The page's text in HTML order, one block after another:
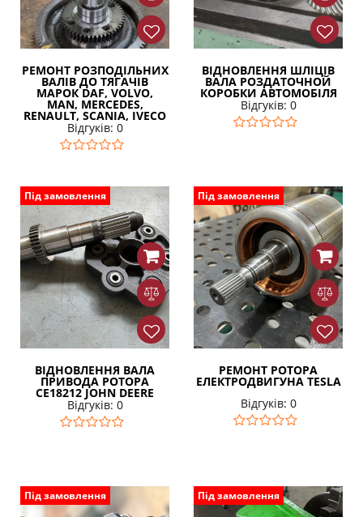
РЕМОНТ РОЗПОДІЛЬНИХ
ВАЛІВ ДО ТЯГАЧІВ
МАРОК DAF, VOLVO,
MAN, MERCEDES,
RENAULT, SCANIA, IVECO
Відгуків: 0
ВІДНОВЛЕННЯ ШЛІЦІВ
ВАЛА РОЗДАТОЧНОЙ
КОРОБКИ АВТОМОБІЛЯ
Відгуків: 0
Під замовлення
ВІДНОВЛЕННЯ ВАЛА
ПРИВОДА РОТОРА
CE18212 JOHN DEERE
Відгуків: 0
Під замовлення
РЕМОНТ РОТОРА
ЕЛЕКТРОДВИГУНА TESLA
Відгуків: 0
Під замовлення Під замовлення